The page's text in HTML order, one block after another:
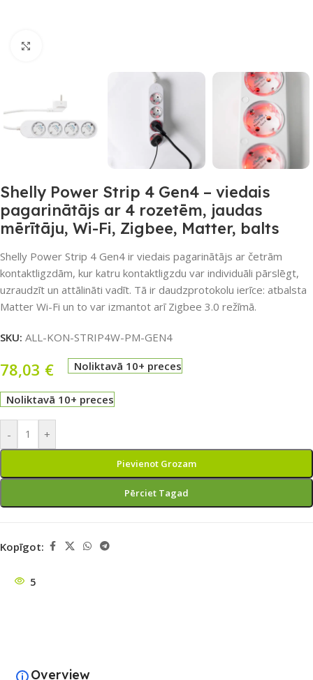
Shelly Power Strip 4 Gen4 – viedais
pagarinātājs ar 4 rozetēm, jaudas
mērītāju, Wi-Fi, Zigbee, Matter, balts
Shelly Power Strip 4 Gen4 ir viedais pagarinātājs ar četrām
kontaktligzdām, kur katru kontaktligzdu var individuāli pārslēgt,
uzraudzīt un attālināti vadīt. Tā ir daudzprotokolu ierīce: atbalsta
Matter Wi-Fi un to var izmantot arī Zigbee 3.0 režīmā.
SKU: ALL-KON-STRIP4W-PM-GEN4
78,03 € Noliktavā 10+ preces
Noliktavā 10+ preces
- +
Pievienot Grozam
Pērciet Tagad
Kopīgot:
5
Overview